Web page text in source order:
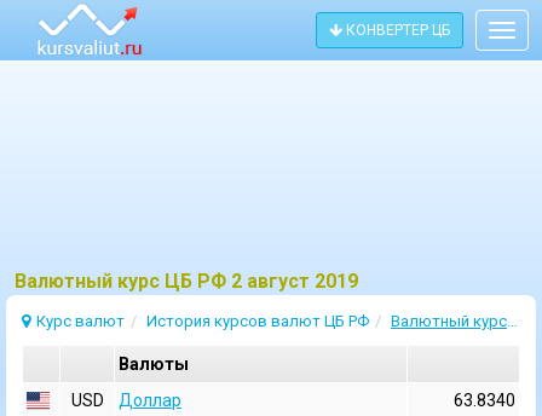
КОНВЕРТЕР ЦБ
Bалютный курс ЦБ РФ 2 август 2019
Курс валют История курсов валют ЦБ РФ Валютный курс 2 Август 2019
Валюты
USD
Доллар
63.8340